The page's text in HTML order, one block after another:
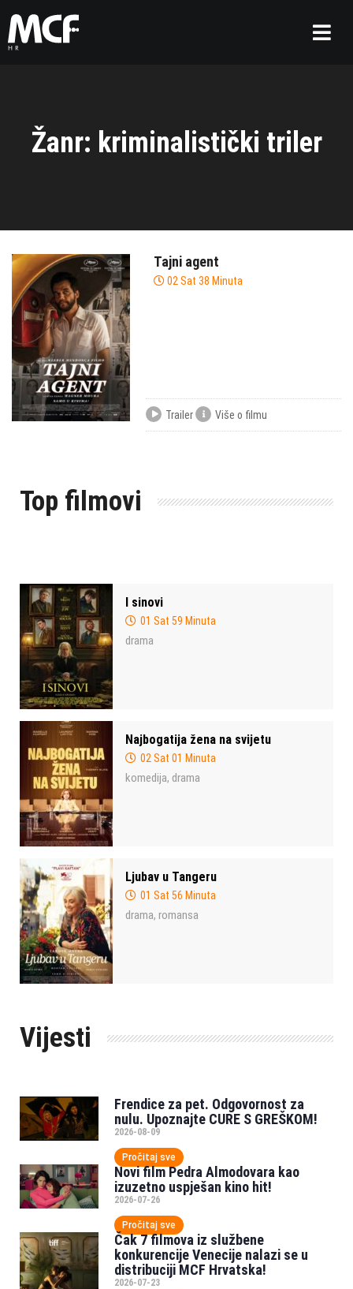
Žanr: kriminalistički triler
Tajni agent
02 Sat 38 Minuta
Trailer Više o filmu
Top filmovi
I sinovi
01 Sat 59 Minuta
drama
Najbogatija žena na svijetu
02 Sat 01 Minuta
komedija, drama
Ljubav u Tangeru
01 Sat 56 Minuta
drama, romansa
Vijesti
Frendice za pet. Odgovornost za
nulu. Upoznajte CURE S GREŠKOM!
2026-08-09
Pročitaj sve
Novi film Pedra Almodovara kao
izuzetno uspješan kino hit!
2026-07-26
Pročitaj sve
Čak 7 filmova iz službene
konkurencije Venecije nalazi se u
distribuciji MCF Hrvatska!
2026-07-23